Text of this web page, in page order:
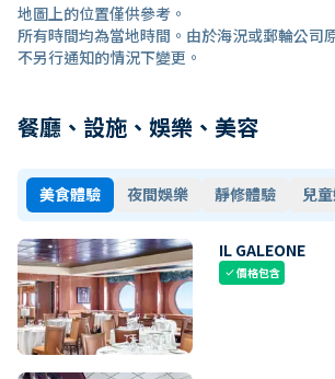
地圖上的位置僅供參考。
所有時間均為當地時間。由於海況或郵輪公司
不另行通知的情況下變更。
餐廳、設施、娛樂、美容
美食體驗 夜間娛樂 靜修體驗 兒
IL GALEONE
check價格包含